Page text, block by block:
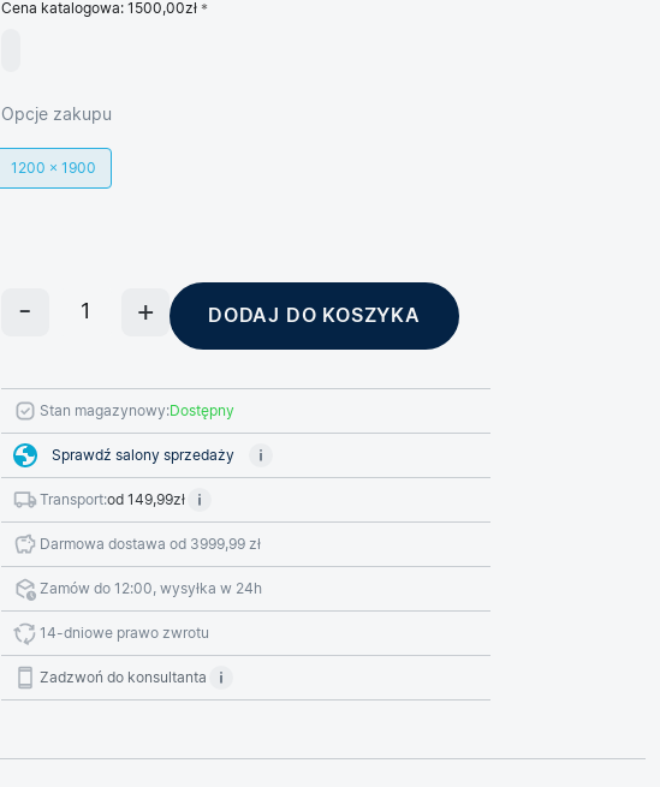
Cena katalogowa: 1500,00zł
Opcje zakupu
1200 × 1900
DODAJ DO KOSZYKA
Stan magazynowy:Dostępny
Sprawdź salony sprzedaży
Transport:od 149,99zł
Darmowa dostawa od 3999,99 zł
Zamów do 12:00, wysyłka w 24h
14-dniowe prawo zwrotu
Zadzwoń do konsultanta